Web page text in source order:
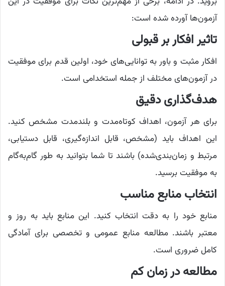
آزمون‌ها آورده شده است:
تاثیر افکار بر قبولی
افکار مثبت و باور به توانایی‌های خود، اولین قدم برای موفقیت
در آزمون‌های مختلف از جمله استخدامی است.
هدف‌گذاری دقیق
برای هر آزمون، اهداف کوتاه‌مدت و بلندمدت مشخص کنید.
این اهداف باید (مشخص، قابل اندازه‌گیری، قابل دستیابی،
مرتبط و زمان‌بندی‌شده) باشند تا شما بتوانید به طور گام‌به‌گام
به موفقیت برسید.
انتخاب منابع مناسب
منابع خود را به دقت انتخاب کنید. این منابع باید به روز و
معتبر باشند. مطالعه منابع عمومی و تخصصی برای آمادگی
کامل ضروری است.
مطالعه در زمان کم